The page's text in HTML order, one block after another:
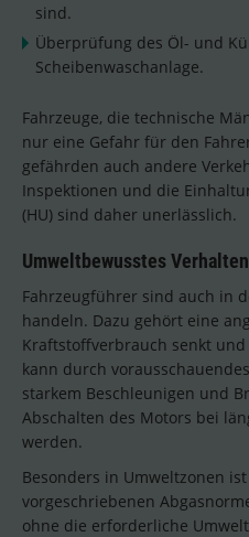
sind.
Überprüfung des Öl- und
Scheibenwaschanlage.
Fahrzeuge, die technische
nur eine Gefahr für den
gefährden auch andere
Inspektionen und die
(HU) sind daher unerlässlich.
Umweltbewusstes Verhalten
Fahrzeugführer sind auch in
handeln. Dazu gehört eine
Kraftstoffverbrauch senkt
kann durch
starkem Beschleunigen und
Abschalten des Motors bei
werden.
Besonders in Umweltzonen
vorgeschriebenen
ohne die erforderliche